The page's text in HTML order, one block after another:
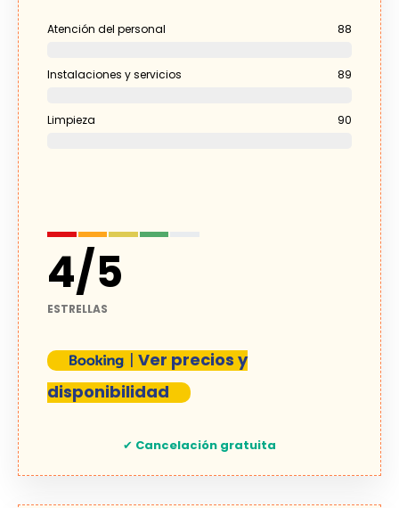
Atención del personal 88
Instalaciones y servicios 89
Limpieza 90
4/5
ESTRELLAS
| Ver precios y
disponibilidad
✔ Cancelación gratuita